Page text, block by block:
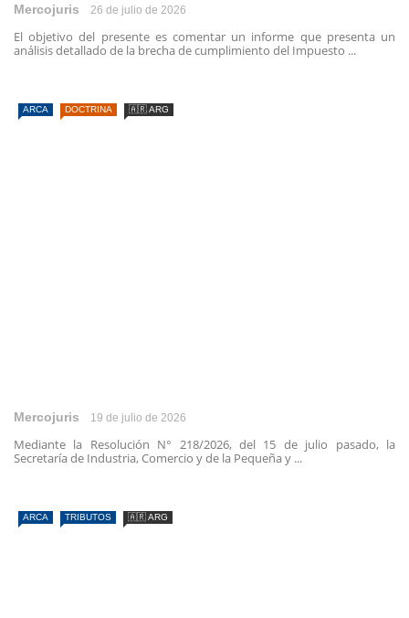
Mercojuris 26 de julio de 2026
El objetivo del presente es comentar un informe que presenta un
análisis detallado de la brecha de cumplimiento del Impuesto ...
ARCA DOCTRINA 🇦🇷 ARG
Mercojuris 19 de julio de 2026
Mediante la Resolución N° 218/2026, del 15 de julio pasado, la
Secretaría de Industria, Comercio y de la Pequeña y ...
ARCA TRIBUTOS 🇦🇷 ARG